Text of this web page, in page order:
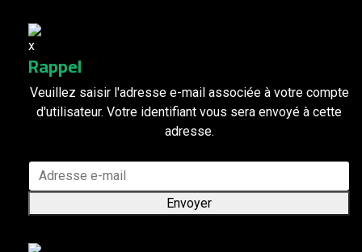
Rappel
Veuillez saisir l'adresse e-mail associée à votre compte
d'utilisateur. Votre identifiant vous sera envoyé à cette
adresse.
Envoyer